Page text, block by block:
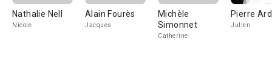
Nathalie Nell
Nicole
Alain Fourès
Jacques
Michèle
Simonnet
Catherine
Pierre
Julien